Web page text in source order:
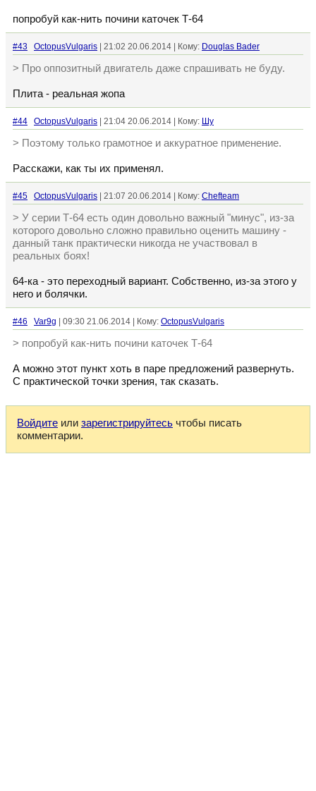
попробуй как-нить почини каточек Т-64
#43 OctopusVulgaris | 21:02 20.06.2014 | Кому: Douglas Bader
> Про оппозитный двигатель даже спрашивать не буду.
Плита - реальная жопа
#44 OctopusVulgaris | 21:04 20.06.2014 | Кому: Шу
> Поэтому только грамотное и аккуратное применение.
Расскажи, как ты их применял.
#45 OctopusVulgaris | 21:07 20.06.2014 | Кому: Chefteam
> У серии Т-64 есть один довольно важный "минус", из-за
которого довольно сложно правильно оценить машину -
данный танк практически никогда не участвовал в
реальных боях!
64-ка - это переходный вариант. Собственно, из-за этого у
него и болячки.
#46 Var9g | 09:30 21.06.2014 | Кому: OctopusVulgaris
> попробуй как-нить почини каточек Т-64
А можно этот пункт хоть в паре предложений развернуть.
С практической точки зрения, так сказать.
Войдите или зарегистрируйтесь чтобы писать
комментарии.